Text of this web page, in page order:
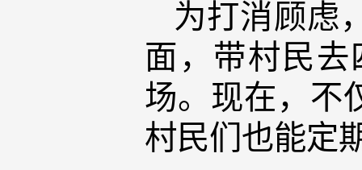
为打消顾虑
面，带村民
场。现在，不
村民们也能